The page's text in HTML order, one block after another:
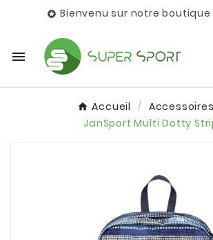
 Bienvenu sur notre boutique

Accueil
Accessoires
JanSport Multi Dotty